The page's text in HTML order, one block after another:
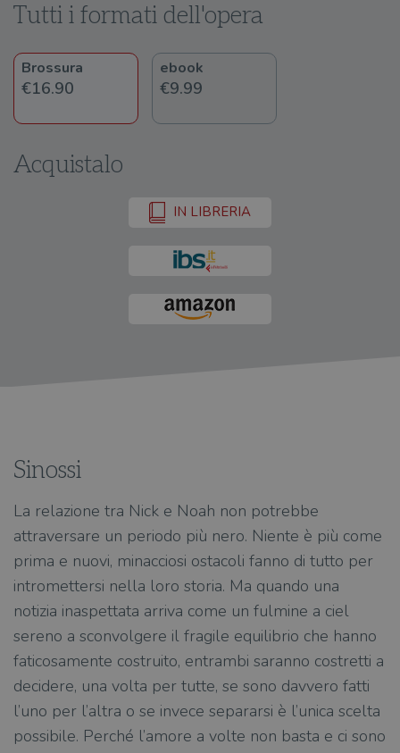
Tutti i formati dell'opera
Brossura
€16.90
ebook
€9.99
Acquistalo
IN LIBRERIA
Sinossi
La relazione tra Nick e Noah non potrebbe
attraversare un periodo più nero. Niente è più come
prima e nuovi, minacciosi ostacoli fanno di tutto per
intromettersi nella loro storia. Ma quando una
notizia inaspettata arriva come un fulmine a ciel
sereno a sconvolgere il fragile equilibrio che hanno
faticosamente costruito, entrambi saranno costretti a
decidere, una volta per tutte, se sono davvero fatti
l’uno per l’altra o se invece separarsi è l’unica scelta
possibile. Perché l’amore a volte non basta e ci sono